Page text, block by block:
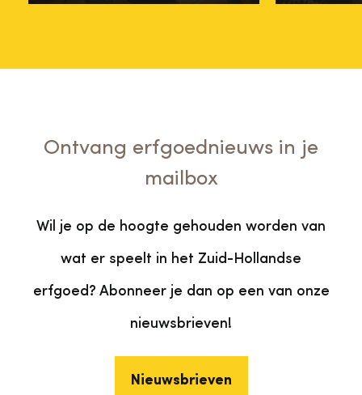
Ontvang erfgoednieuws in je
mailbox
Wil je op de hoogte gehouden worden van
wat er speelt in het Zuid-Hollandse
erfgoed? Abonneer je dan op een van onze
nieuwsbrieven!
Nieuwsbrieven